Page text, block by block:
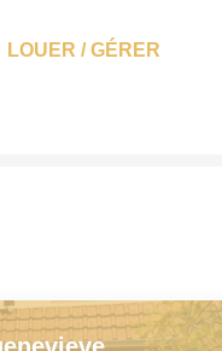
LOUER / GÉRER